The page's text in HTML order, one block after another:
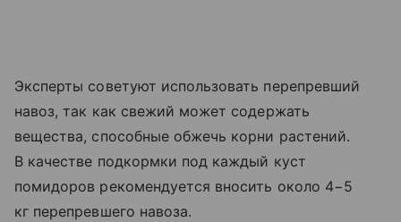
Эксперты советуют использовать перепревший
навоз, так как свежий может содержать
вещества, способные обжечь корни растений.
В качестве подкормки под каждый куст
помидоров рекомендуется вносить около 4−5
кг перепревшего навоза.